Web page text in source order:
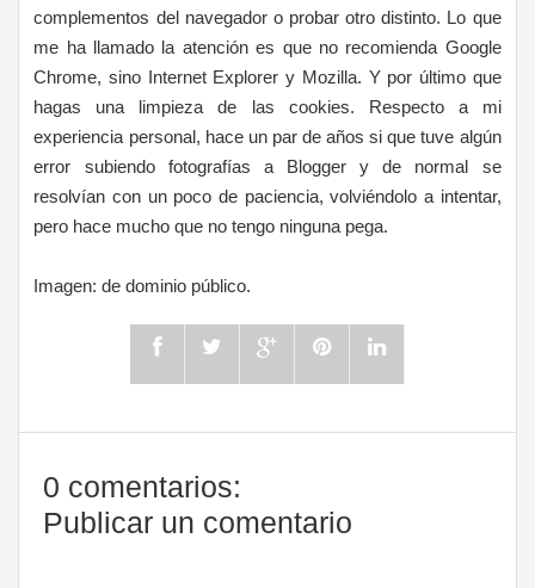
complementos del navegador o probar otro distinto. Lo que
me ha llamado la atención es que no recomienda Google
Chrome, sino Internet Explorer y Mozilla. Y por último que
hagas una limpieza de las cookies. Respecto a mi
experiencia personal, hace un par de años si que tuve algún
error subiendo fotografías a Blogger y de normal se
resolvían con un poco de paciencia, volviéndolo a intentar,
pero hace mucho que no tengo ninguna pega.
Imagen: de dominio público.
0 comentarios:
Publicar un comentario